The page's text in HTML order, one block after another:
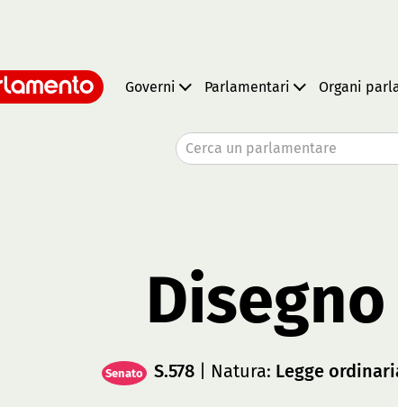
Governi Parlamentari Organi
Cerca un parlamentare
Senato S.578| Natura: Legge